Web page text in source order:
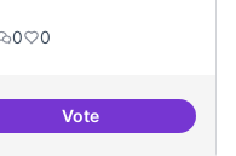
0 0
VoteDinàmiques